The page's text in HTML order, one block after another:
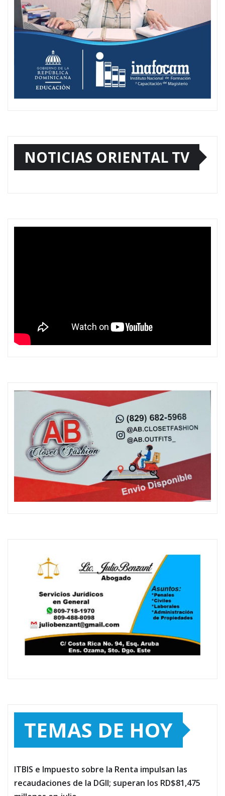
NOTICIAS ORIENTAL TV
TEMAS DE HOY
ITBIS e Impuesto sobre la Renta impulsan las
recaudaciones de la DGII; superan los RD$81,475